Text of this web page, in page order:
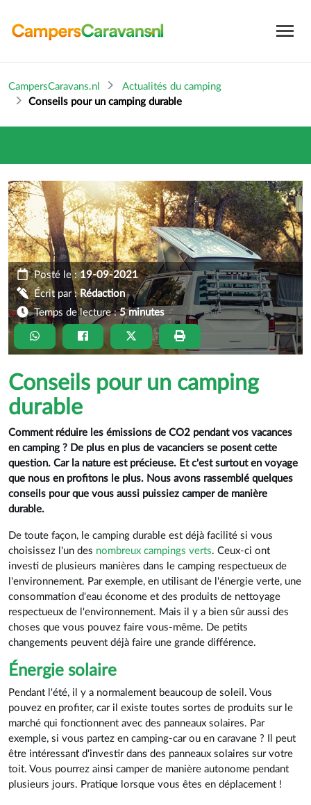
CampersCaravans.nl
Actualités du camping
Conseils pour un camping durable
Posté le :19-09-2021
Écrit par :Rédaction
Temps de lecture :5 minutes
Conseils pour un camping
durable
Comment réduire les émissions de CO2 pendant vos vacances
en camping ? De plus en plus de vacanciers se posent cette
question. Car la nature est précieuse. Et c'est surtout en voyage
que nous en profitons le plus. Nous avons rassemblé quelques
conseils pour que vous aussi puissiez camper de manière
durable.
De toute façon, le camping durable est déjà facilité si vous
choisissez l'un des nombreux campings verts. Ceux-ci ont
investi de plusieurs manières dans le camping respectueux de
l'environnement. Par exemple, en utilisant de l'énergie verte, une
consommation d'eau économe et des produits de nettoyage
respectueux de l'environnement. Mais il y a bien sûr aussi des
choses que vous pouvez faire vous-même. De petits
changements peuvent déjà faire une grande différence.
Énergie solaire
Pendant l'été, il y a normalement beaucoup de soleil. Vous
pouvez en profiter, car il existe toutes sortes de produits sur le
marché qui fonctionnent avec des panneaux solaires. Par
exemple, si vous partez en camping-car ou en caravane ? Il peut
être intéressant d'investir dans des panneaux solaires sur votre
toit. Vous pourrez ainsi camper de manière autonome pendant
plusieurs jours. Pratique lorsque vous êtes en déplacement !